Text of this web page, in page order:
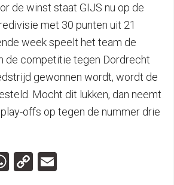
de winst staat GIJS nu op de
met 30 punten uit 21
week speelt het team de
de competitie tegen Dordrecht
gewonnen wordt, wordt de
Mocht dit lukken, dan neemt
offs op tegen de nummer drie
WhatsApp
Copy